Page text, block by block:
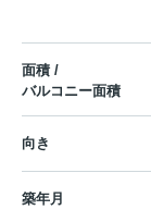
面積 /
バルコニー面積
向き
築年月